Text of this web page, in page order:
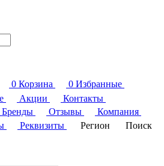
0 Корзина 0 Избранные
Акции
Контакты
Бренды Отзывы
Компания
Реквизиты Регион
Поиск